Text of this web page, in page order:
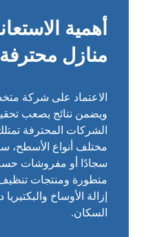
أهمية
منازل محترفة
الاعتماد على شركة
ويضمن نتائج يصعب
الشركات المحترفة
مختلف أنواع الأسطح،
سجادًا أو مفروشات
متطورة ومنتجات
إزالة الأوساخ
السكان.